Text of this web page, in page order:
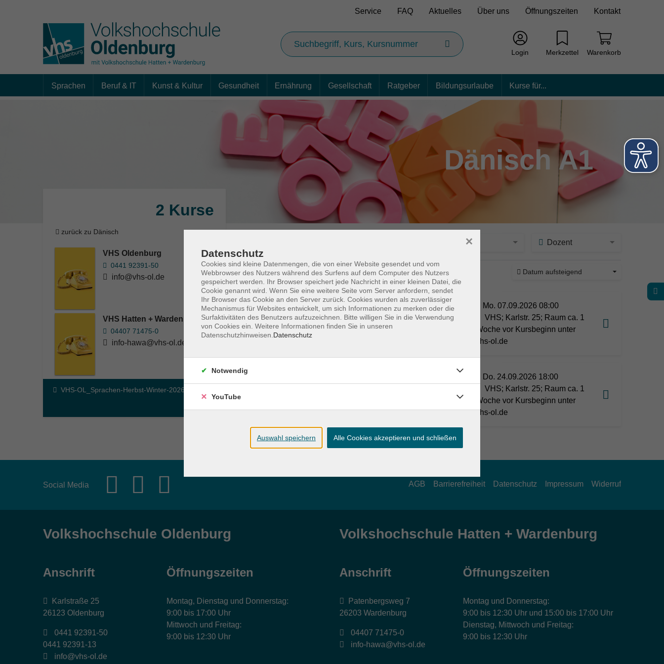
Service FAQ Aktuelles Über uns Öffnungszeiten Kontakt
Login Merkzettel Warenkorb
Sprachen Beruf & IT Kunst & Kultur Gesundheit Ernährung Gesellschaft Ratgeber Bildungsurlaube Kurse für...
Dänisch A1
2 Kurse
zurück zu Dänisch
VHS Oldenburg
0441 92391-50
info@vhs-ol.de
VHS Hatten + Wardenburg
04407 71475-0
info-hawa@vhs-ol.de
VHS-OL_Sprachen-Herbst-Winter-2026
Dozent
nur buchbare nur beginnende nur online Datum aufsteigend
Dänisch Grundkurs (A1+)
Kleingruppe
Mo. 07.09.2026 08:00
VHS; Karlstr. 25; Raum ca. 1
Woche vor Kursbeginn unter
vhs-ol.de
Do. 24.09.2026 18:00
VHS; Karlstr. 25; Raum ca. 1
Woche vor Kursbeginn unter
vhs-ol.de
Social Media AGB Barrierefreiheit Datenschutz Impressum Widerruf
Volkshochschule Oldenburg
Anschrift
Karlstraße 25
26123 Oldenburg
0441 92391-50
0441 92391-13
info@vhs-ol.de
Öffnungszeiten
Montag, Dienstag und Donnerstag:
9:00 bis 17:00 Uhr
Mittwoch und Freitag:
9:00 bis 12:30 Uhr
Volkshochschule Hatten + Wardenburg
Anschrift
Patenbergsweg 7
26203 Wardenburg
04407 71475-0
info-hawa@vhs-ol.de
Öffnungszeiten
Montag und Donnerstag:
9:00 bis 12:30 Uhr und 15:00 bis 17:00 Uhr
Dienstag, Mittwoch und Freitag:
9:00 bis 12:30 Uhr
Datenschutz
Cookies sind kleine Datenmengen, die von einer Website gesendet und vom
Webbrowser des Nutzers während des Surfens auf dem Computer des Nutzers
gespeichert werden. Ihr Browser speichert jede Nachricht in einer kleinen Datei, die
Cookie genannt wird. Wenn Sie eine weitere Seite vom Server anfordern, sendet
Ihr Browser das Cookie an den Server zurück. Cookies wurden als zuverlässiger
Mechanismus für Websites entwickelt, um sich Informationen zu merken oder die
Surfaktivitäten des Benutzers aufzuzeichnen. Bitte willigen Sie in die Verwendung
von Cookies ein. Weitere Informationen finden Sie in unseren
Datenschutzhinweisen. Datenschutz
×
Notwendig
YouTube
Auswahl speichern Alle Cookies akzeptieren und schließen